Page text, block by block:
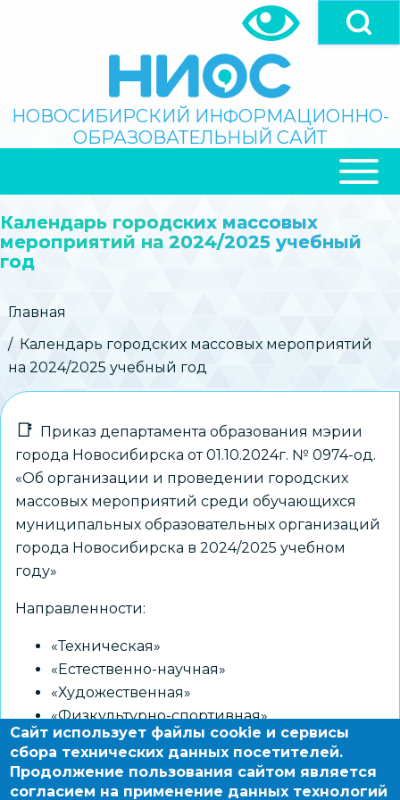
Поиск
НОВОСИБИРСКИЙ ИНФОРМАЦИОННО-
ОБРАЗОВАТЕЛЬНЫЙ САЙТ
НАВИГАЦИЯ
Календарь городских массовых
мероприятий на 2024/2025 учебный
год
Строка
Главная
Календарь городских массовых мероприятий
на 2024/2025 учебный год
Приказ департамента образования мэрии
города Новосибирска от 01.10.2024г. № 0974-од.
«Об организации и проведении городских
массовых мероприятий среди обучающихся
муниципальных образовательных организаций
города Новосибирска в 2024/2025 учебном
году»
Направленности:
«Техническая»
«Естественно-научная»
«Художественная»
«Физкультурно-спортивная»
«Туристско-краеведческая»
«Социально-гуманитарная»
Сайт использует файлы cookie и сервисы
сбора технических данных посетителей.
Продолжение пользования сайтом является
согласием на применение данных технологий